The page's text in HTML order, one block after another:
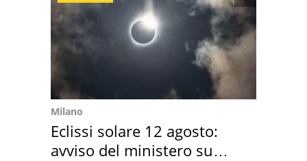
Milano
Eclissi solare 12 agosto:
avviso del ministero su